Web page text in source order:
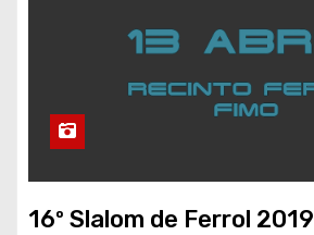
16º Slalom de Ferrol 2019